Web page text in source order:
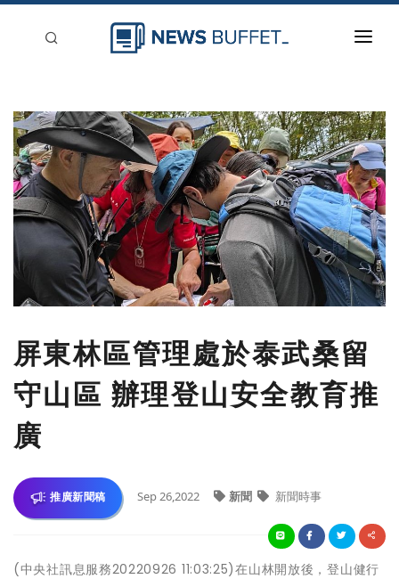
新聞稿分類
登入
刊登
屏東林區管理處於泰武桑留
守山區 辦理登山安全教育推
廣
推廣新聞稿 Sep 26,2022 新聞 新聞時事
(中央社訊息服務20220926 11:03:25)在山林開放後，登山健行